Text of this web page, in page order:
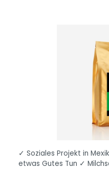
✓ Soziales Projekt in
etwas Gutes Tun ✓